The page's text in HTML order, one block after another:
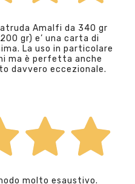
Amalfi da 340 gr
gr) e’ una carta di
La uso in particolare
ma è perfetta anche
davvero eccezionale.
molto esaustivo.